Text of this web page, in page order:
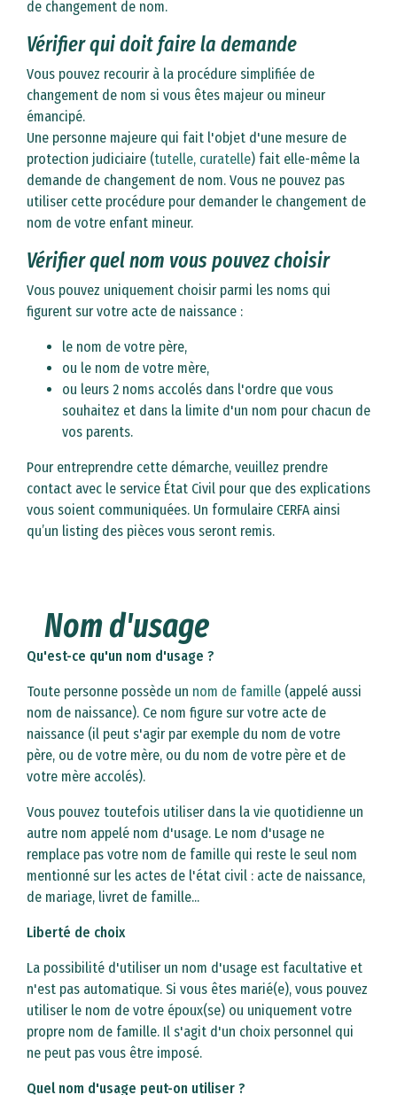
de changement de nom.
Vérifier qui doit faire la demande
Vous pouvez recourir à la procédure simplifiée de
changement de nom si vous êtes majeur ou mineur
émancipé.
Une personne majeure qui fait l'objet d'une mesure de
protection judiciaire (tutelle, curatelle) fait elle-même la
demande de changement de nom. Vous ne pouvez pas
utiliser cette procédure pour demander le changement de
nom de votre enfant mineur.
Vérifier quel nom vous pouvez choisir
Vous pouvez uniquement choisir parmi les noms qui
figurent sur votre acte de naissance :
le nom de votre père,
ou le nom de votre mère,
ou leurs 2 noms accolés dans l'ordre que vous
souhaitez et dans la limite d'un nom pour chacun de
vos parents.
Pour entreprendre cette démarche, veuillez prendre
contact avec le service État Civil pour que des explications
vous soient communiquées. Un formulaire CERFA ainsi
qu’un listing des pièces vous seront remis.
Nom d'usage
Qu'est-ce qu'un nom d'usage ?
Toute personne possède un nom de famille (appelé aussi
nom de naissance). Ce nom figure sur votre acte de
naissance (il peut s'agir par exemple du nom de votre
père, ou de votre mère, ou du nom de votre père et de
votre mère accolés).
Vous pouvez toutefois utiliser dans la vie quotidienne un
autre nom appelé nom d'usage. Le nom d'usage ne
remplace pas votre nom de famille qui reste le seul nom
mentionné sur les actes de l'état civil : acte de naissance,
de mariage, livret de famille...
Liberté de choix
La possibilité d'utiliser un nom d'usage est facultative et
n'est pas automatique. Si vous êtes marié(e), vous pouvez
utiliser le nom de votre époux(se) ou uniquement votre
propre nom de famille. Il s'agit d'un choix personnel qui
ne peut pas vous être imposé.
Quel nom d'usage peut-on utiliser ?